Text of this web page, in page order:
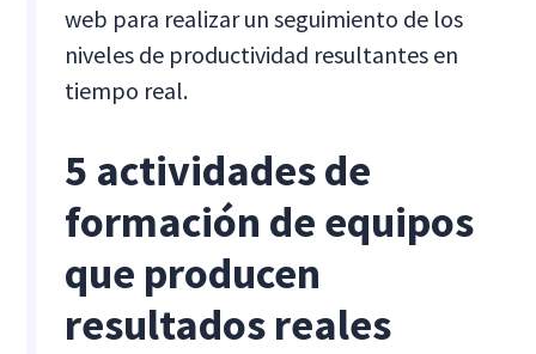
web para realizar un seguimiento de los
niveles de productividad resultantes en
tiempo real.
5 actividades de
formación de equipos
que producen
resultados reales